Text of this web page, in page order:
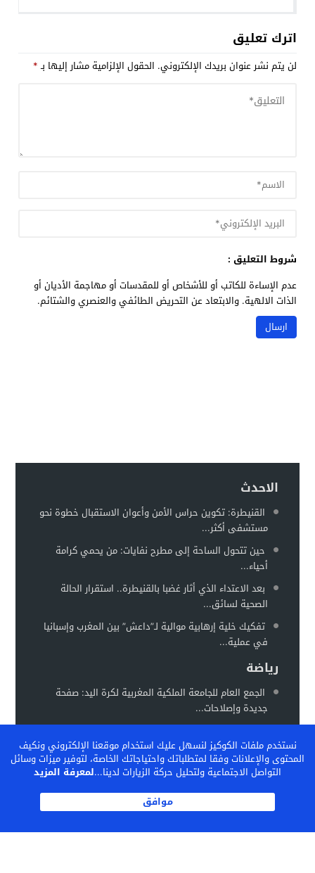
اترك تعليق
لن يتم نشر عنوان بريدك الإلكتروني. الحقول الإلزامية مشار إليها بـ*
شروط التعليق :
عدم الإساءة للكاتب أو للأشخاص أو للمقدسات أو مهاجمة الأديان أو
الذات الالهية. والابتعاد عن التحريض الطائفي والعنصري والشتائم.
الاحدث
القنيطرة: تكوين حراس الأمن وأعوان الاستقبال خطوة نحو
مستشفى أكثر...
حين تتحول الساحة إلى مطرح نفايات: من يحمي كرامة
أحياء...
بعد الاعتداء الذي أثار غضبا بالقنيطرة.. استقرار الحالة
الصحية لسائق...
تفكيك خلية إرهابية موالية لـ”داعش” بين المغرب وإسبانيا
في عملية...
رياضة
الجمع العام للجامعة الملكية المغربية لكرة اليد: صفحة
جديدة وإصلاحات...
جديد خلال...
الفيفا تشيد بالنموذج المغربي لتكوين المواهب… والمغرب
الكاف بين تثبيت المكاسب وإعادة رسم خريطة الكرة
نستخدم ملفات الكوكيز لنسهل عليك استخدام موقعنا الإلكتروني ونكيف
المحتوى والإعلانات وفقا لمتطلباتك واحتياجاتك الخاصة، لتوفير ميزات وسائل
التواصل الاجتماعية ولتحليل حركة الزيارات لدينا...لمعرفة المزيد
موافق